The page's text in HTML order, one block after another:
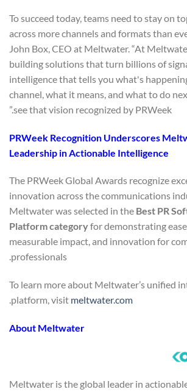
“To succeed today, teams need to stay on
across more channels and formats than
John Box, CEO at Meltwater. “At
building solutions that turn billions of
intelligence that tells you what's
channel, what it means, and what to do
see that vision recognized by PRWeek.”
PRWeek Recognition Underscores
Leadership in Actionable Intelligence
The PRWeek Global Awards recognize
innovation across the communications
Meltwater was selected in the Best PR
Platform categoryfor demonstrating
measurable impact, and innovation for
professionals.
To learn more about Meltwater’s unified
platform, visit meltwater.com
.
About Meltwater
Meltwater is the global leader in